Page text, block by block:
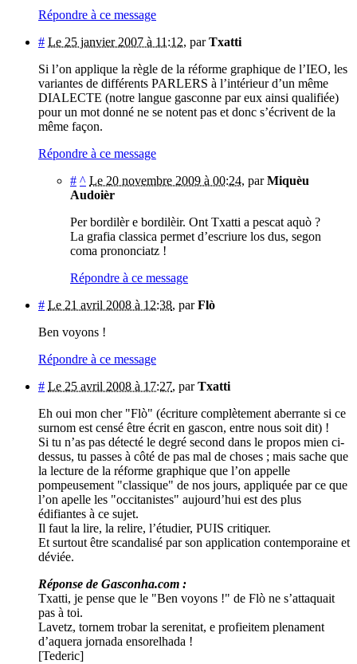
Répondre à ce message
# Le 25 janvier 2007 à 11:12, parTxatti
Si l’on applique la règle de la réforme graphique de l’IEO, les
variantes de différents PARLERS à l’intérieur d’un même
DIALECTE (notre langue gasconne par eux ainsi qualifiée)
pour un mot donné ne se notent pas et donc s’écrivent de la
même façon.
Répondre à ce message
# ^ Le 20 novembre 2009 à 00:24, parMiquèu
Audoièr
Per bordilèr e bordilèir. Ont Txatti a pescat aquò ?
La grafia classica permet d’escriure los dus, segon
coma prononciatz !
Répondre à ce message
# Le 21 avril 2008 à 12:38, parFlò
Ben voyons !
Répondre à ce message
# Le 25 avril 2008 à 17:27, parTxatti
Eh oui mon cher "Flò" (écriture complètement aberrante si ce
surnom est censé être écrit en gascon, entre nous soit dit) !
Si tu n’as pas détecté le degré second dans le propos mien ci-
dessus, tu passes à côté de pas mal de choses ; mais sache que
la lecture de la réforme graphique que l’on appelle
pompeusement "classique" de nos jours, appliquée par ce que
l’on apelle les "occitanistes" aujourd’hui est des plus
édifiantes à ce sujet.
Il faut la lire, la relire, l’étudier, PUIS critiquer.
Et surtout être scandalisé par son application contemporaine et
déviée.
Réponse de Gasconha.com :
Txatti, je pense que le "Ben voyons !" de Flò ne s’attaquait
pas à toi.
Lavetz, tornem trobar la serenitat, e profieitem plenament
d’aquera jornada ensorelhada !
[Tederic]